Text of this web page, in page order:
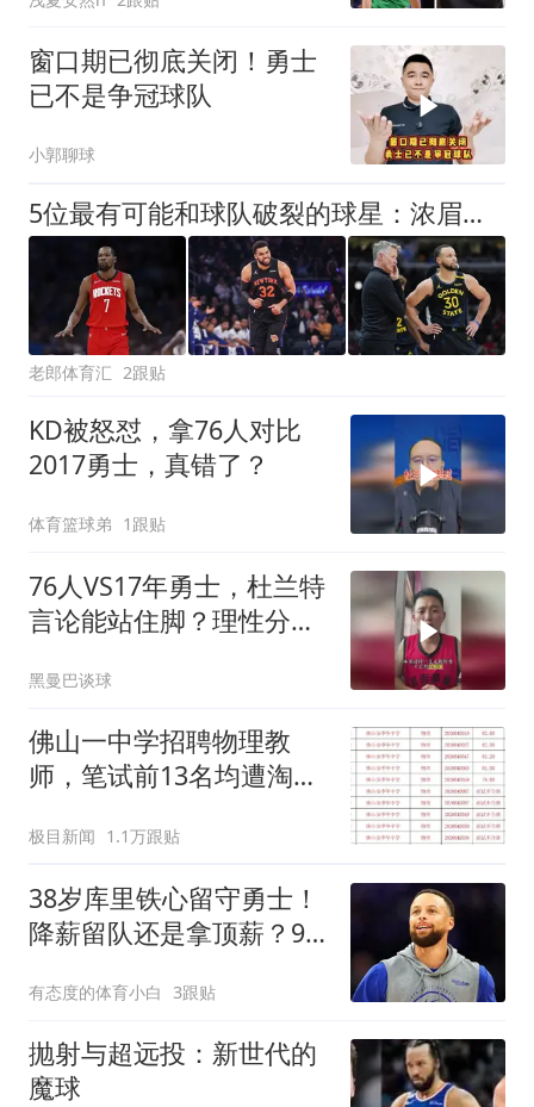
窗口期已彻底关闭！勇士
已不是争冠球队
小郭聊球
5位最有可能和球队破裂的球星：浓眉等20场，库里能终老勇士吗
老郎体育汇 2跟贴
KD被怒怼，拿76人对比
2017勇士，真错了？
体育篮球弟 1跟贴
76人VS17年勇士，杜兰特
言论能站住脚？理性分析
黑曼巴谈球
佛山一中学招聘物理教
师，笔试前13名均遭淘
聘，成立调查组全面核查
极目新闻 1.1万跟贴
38岁库里铁心留守勇士！
降薪留队还是拿顶薪？9
有态度的体育小白 3跟贴
抛射与超远投：新世代的
魔球